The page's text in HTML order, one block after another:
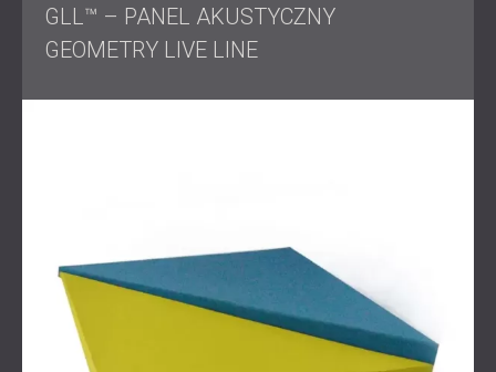
Gotowy na transformację swojej przestrzeni?
Zapoznaj się z naszą pełną ofertą
GLL™ – PANEL AKUSTYCZNY
GEOMETRY LIVE LINE